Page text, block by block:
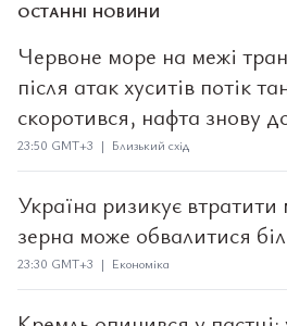
ОСТАННІ НОВИНИ
Червоне море на межі
після атак хуситів потік
скоротився, нафта знову
23:50 GMT+3 | Близький схід
Україна ризикує втратити
зерна може обвалитися
23:30 GMT+3 | Економіка